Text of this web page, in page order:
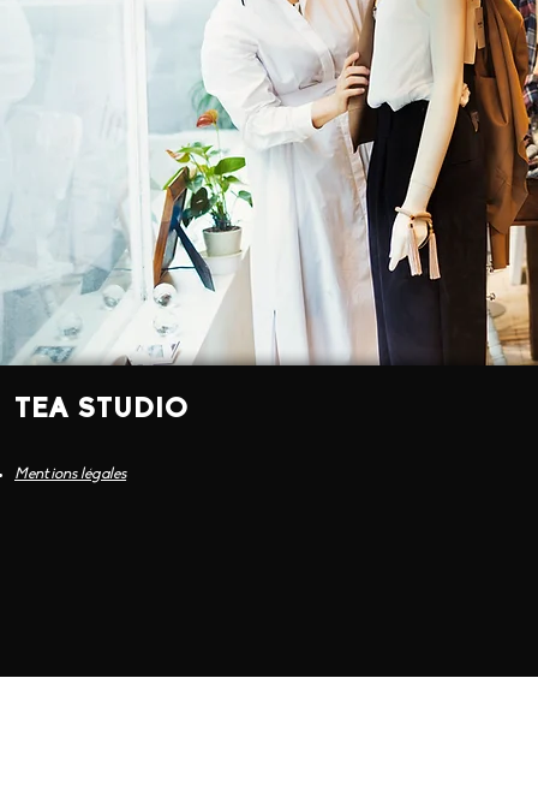
TEA STUDIO
Mentions légales